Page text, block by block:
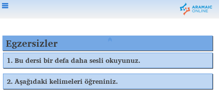
Egzersizler
1. Bu dersi bir defa daha sesli okuyunuz.
2. Aşağıdaki kelimeleri öğreniniz.